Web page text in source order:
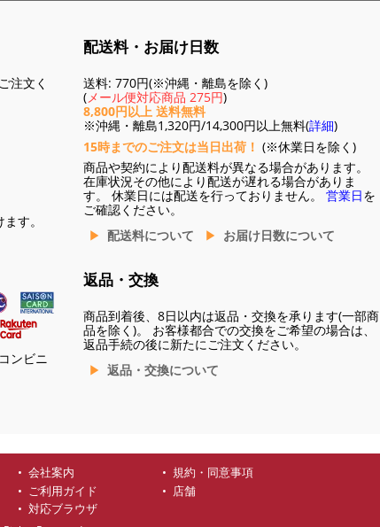
注文く
す。
ンビニ
配送料・お届け日数
送料: 770円(※沖縄・離島を除く)
(メール便対応商品 275円)
8,800円以上 送料無料
※沖縄・離島1,320円/14,300円以上無料(詳細)
15時までのご注文は当日出荷！ (※休業日を除く)
商品や契約により配送料が異なる場合があります。
在庫状況その他により配送が遅れる場合がありま
す。 休業日には配送を行っておりません。 営業日を
ご確認ください。
配送料について
お届け日数について
返品・交換
商品到着後、8日以内は返品・交換を承ります(一部商
品を除く)。 お客様都合での交換をご希望の場合は、
返品手続の後に新たにご注文ください。
返品・交換について
会社案内
規約・同意事項
ご利用ガイド
店舗
対応ブラウザ